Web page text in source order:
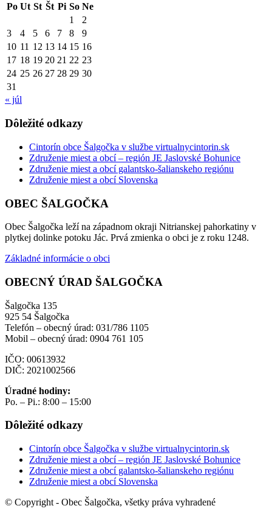
Po Ut St Št Pi So Ne
1
2
3
4 5 6 7 8
9
10 11 12 13 14 15 16
17 18 19 20 21 22 23
24 25 26 27 28 29 30
31
« júl
Dôležité odkazy
Cintorín obce Šalgočka v službe virtualnycintorin.sk
Združenie miest a obcí – región JE Jaslovské Bohunice
Združenie miest a obcí galantsko-šalianskeho regiónu
Združenie miest a obcí Slovenska
OBEC ŠALGOČKA
Obec Šalgočka leží na západnom okraji Nitrianskej pahorkatiny v
plytkej dolinke potoku Jác. Prvá zmienka o obci je z roku 1248.
Základné informácie o obci
OBECNÝ ÚRAD ŠALGOČKA
Šalgočka 135
925 54 Šalgočka
Telefón – obecný úrad: 031/786 1105
Mobil – obecný úrad: 0904 761 105
IČO: 00613932
DIČ: 2021002566
Úradné hodiny:
Po. – Pi.: 8:00 – 15:00
Dôležité odkazy
Cintorín obce Šalgočka v službe virtualnycintorin.sk
Združenie miest a obcí – región JE Jaslovské Bohunice
Združenie miest a obcí galantsko-šalianskeho regiónu
Združenie miest a obcí Slovenska
© Copyright - Obec Šalgočka, všetky práva vyhradené